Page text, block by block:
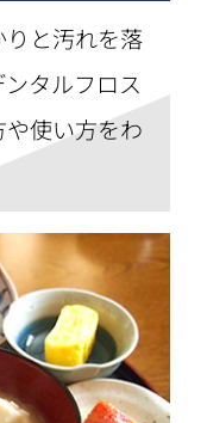
と汚れを落
タルフロス
使い方をわ